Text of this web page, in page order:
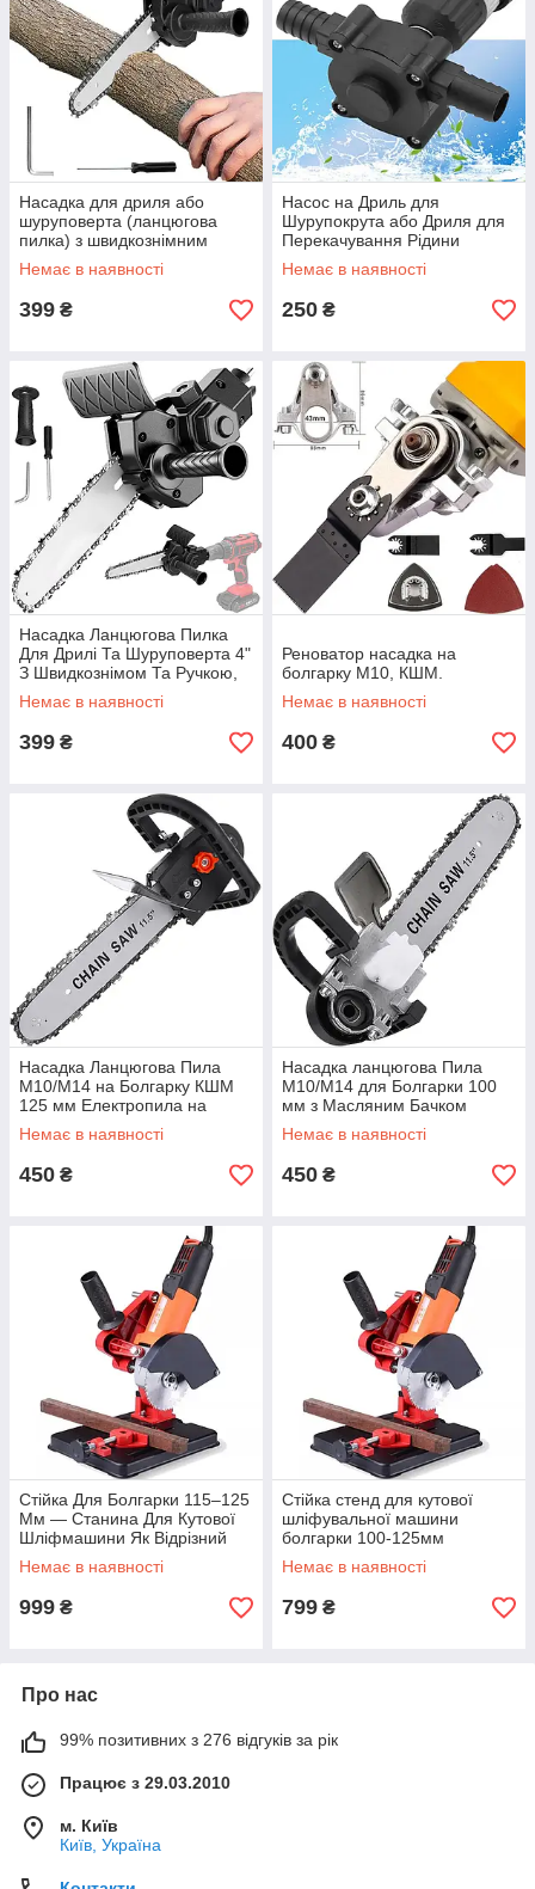
Насадка для дриля або
шуруповерта (ланцюгова
пилка) з швидкознімним
механізмом | Електропилка з
ручкою
Немає в наявності
399 ₴
Насос на Дриль для
Шурупокрута або Дриля для
Перекачування Рідини
Немає в наявності
250 ₴
Насадка Ланцюгова Пилка
Для Дрилі Та Шуруповерта 4"
З Швидкознімом Та Ручкою,
ABS+Сталь, Електропила Для
Дерева, Комплект Із Захис
Немає в наявності
399 ₴
Реноватор насадка на
болгарку М10, КШМ.
Немає в наявності
400 ₴
Насадка Ланцюгова Пила
М10/М14 на Болгарку КШМ
125 мм Електропила на
Болгарку.
Немає в наявності
450 ₴
Насадка ланцюгова Пила
М10/М14 для Болгарки 100
мм з Масляним Бачком
Немає в наявності
450 ₴
Стійка Для Болгарки 115–125
Мм — Станина Для Кутової
Шліфмашини Як Відрізний
Станок
Немає в наявності
999 ₴
Стійка стенд для кутової
шліфувальної машини
болгарки 100-125мм
Немає в наявності
799 ₴
Про нас
99% позитивних з 276 відгуків за рік
Працює з 29.03.2010
м. Київ
Київ, Україна